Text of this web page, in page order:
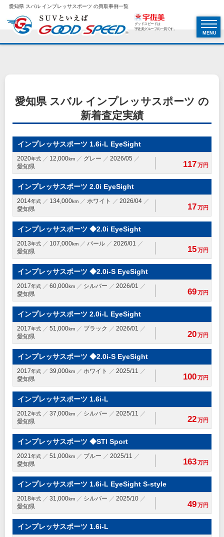
愛知県 スバル インプレッサスポーツ の買取事例一覧
グッドスピードは
宇佐美グループの一員です。
MENU
愛知県 スバル インプレッサスポーツ の
新着査定実績
インプレッサスポーツ 1.6i-L EyeSight
2020年式 12,000km グレー
2026/05
愛知県
117万円
インプレッサスポーツ 2.0i EyeSight
2014年式 134,000km ホワイト
2026/04
愛知県
17万円
インプレッサスポーツ ◆2.0i EyeSight
2013年式 107,000km パール
2026/01
愛知県
15万円
インプレッサスポーツ ◆2.0i-S EyeSight
2017年式 60,000km シルバー
2026/01
愛知県
69万円
インプレッサスポーツ 2.0i-L EyeSight
2017年式 51,000km ブラック
2026/01
愛知県
20万円
インプレッサスポーツ ◆2.0i-S EyeSight
2017年式 39,000km ホワイト
2025/11
愛知県
100万円
インプレッサスポーツ 1.6i-L
2012年式 37,000km シルバー
2025/11
愛知県
22万円
インプレッサスポーツ ◆STI Sport
2021年式 51,000km ブルー
2025/11
愛知県
163万円
インプレッサスポーツ 1.6i-L EyeSight S-style
2018年式 31,000km シルバー
2025/10
愛知県
49万円
インプレッサスポーツ 1.6i-L